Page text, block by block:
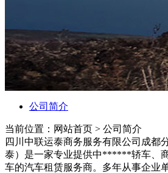
公司简介
当前位置：网站首页 > 公司简介
四川中联运泰商务服务有限公司成都
泰）是一家专业提供中******轿车、
车的汽车租赁服务商。多年从事企业